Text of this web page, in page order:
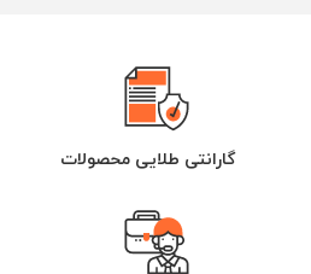
گارانتی طلایی محصولات